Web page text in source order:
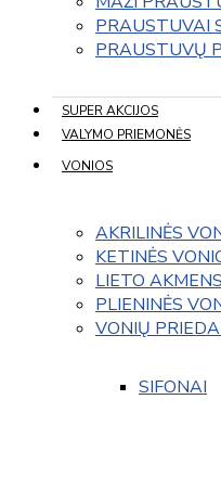
PRAUSTUVAI
PRAUSTUVŲ
SUPER AKCIJOS
VALYMO PRIEMONĖS
VONIOS
AKRILINĖS
KETINĖS
LIETO
PLIENINĖS
VONIŲ
SIFONAI